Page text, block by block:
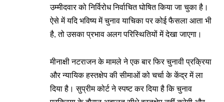
उम्मीदवार को निर्विरोध निर्वाचित घोषित किया जा चुका है।
ऐसे में यदि भविष्य में चुनाव याचिका पर कोई फैसला आता भी
है, तो उसका प्रभाव अलग परिस्थितियों में देखा जाएगा।
मीनाक्षी नटराजन के मामले ने एक बार फिर चुनावी प्रक्रिया
और न्यायिक हस्तक्षेप की सीमाओं को चर्चा के केंद्र में ला
दिया है। सुप्रीम कोर्ट ने स्पष्ट कर दिया है कि चुनाव